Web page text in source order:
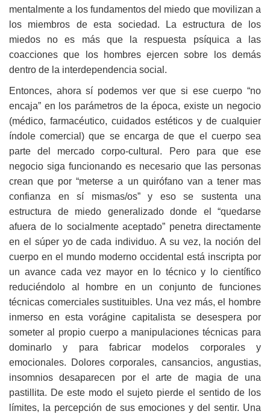
mentalmente a los fundamentos del miedo que movilizan a
los miembros de esta sociedad. La estructura de los
miedos no es más que la respuesta psíquica a las
coacciones que los hombres ejercen sobre los demás
dentro de la interdependencia social.
Entonces, ahora sí podemos ver que si ese cuerpo “no
encaja” en los parámetros de la época, existe un negocio
(médico, farmacéutico, cuidados estéticos y de cualquier
índole comercial) que se encarga de que el cuerpo sea
parte del mercado corpo-cultural. Pero para que ese
negocio siga funcionando es necesario que las personas
crean que por “meterse a un quirófano van a tener mas
confianza en sí mismas/os” y eso se sustenta una
estructura de miedo generalizado donde el “quedarse
afuera de lo socialmente aceptado” penetra directamente
en el súper yo de cada individuo. A su vez, la noción del
cuerpo en el mundo moderno occidental está inscripta por
un avance cada vez mayor en lo técnico y lo científico
reduciéndolo al hombre en un conjunto de funciones
técnicas comerciales sustituibles. Una vez más, el hombre
inmerso en esta vorágine capitalista se desespera por
someter al propio cuerpo a manipulaciones técnicas para
dominarlo y para fabricar modelos corporales y
emocionales. Dolores corporales, cansancios, angustias,
insomnios desaparecen por el arte de magia de una
pastillita. De este modo el sujeto pierde el sentido de los
límites, la percepción de sus emociones y del sentir. Una